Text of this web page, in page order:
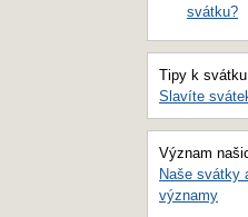
svátku?
Tipy k svátku
Slavíte
Význam
Naše svátky
významy